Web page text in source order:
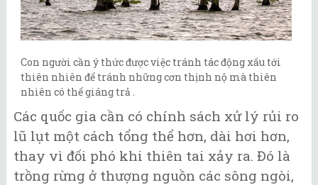
Con người cần ý thức được việc tránh tác động xấu tới
thiên nhiên để tránh những cơn thịnh nộ mà thiên
nhiên có thể giáng trả .
Các quốc gia cần có chính sách xử lý rủi ro
lũ lụt một cách tổng thể hơn, dài hơi hơn,
thay vì đối phó khi thiên tai xảy ra. Đó là
trồng rừng ở thượng nguồn các sông ngòi,